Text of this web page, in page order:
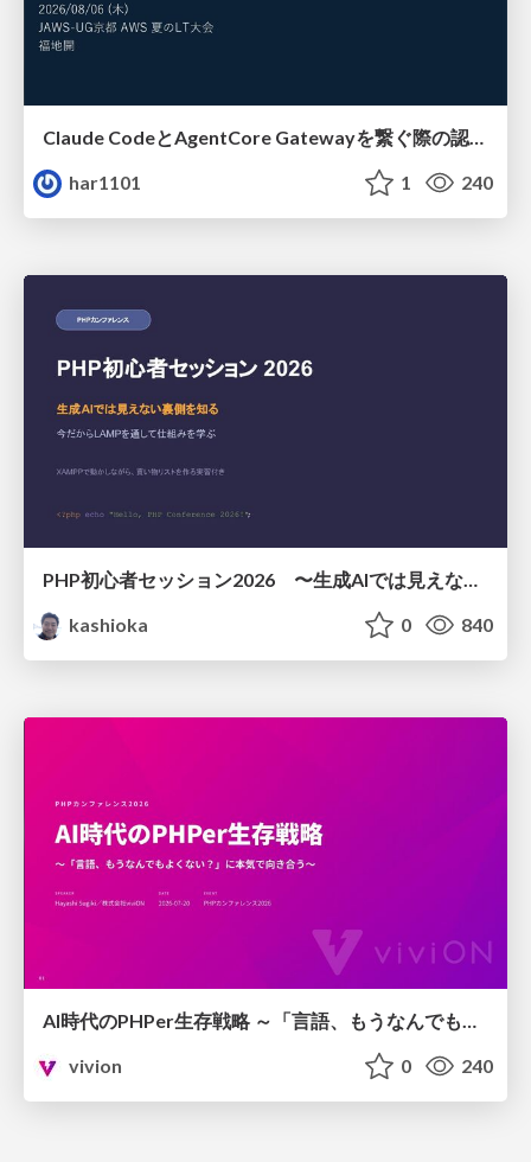
Claude CodeとAgentCore Gatewayを繋ぐ際の認証認可 / Authentication and authorization when connecting Claude Code with AgentCore Gateway
har1101
1 240
kashioka
0 840
AI時代のPHPer生存戦略 ～「言語、もうなんでもよくない？」に本気で向き合う～
vivion
0 240